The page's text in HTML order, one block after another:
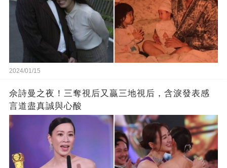
2024/01/15
佘詩曼之夜！三奪視后又贏三地視后，含淚發表感
言道盡真誠與心酸